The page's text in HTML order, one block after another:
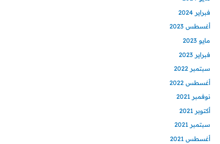
فبراير 2024
أغسطس 2023
مايو 2023
فبراير 2023
سبتمبر 2022
أغسطس 2022
نوفمبر 2021
أكتوبر 2021
سبتمبر 2021
أغسطس 2021